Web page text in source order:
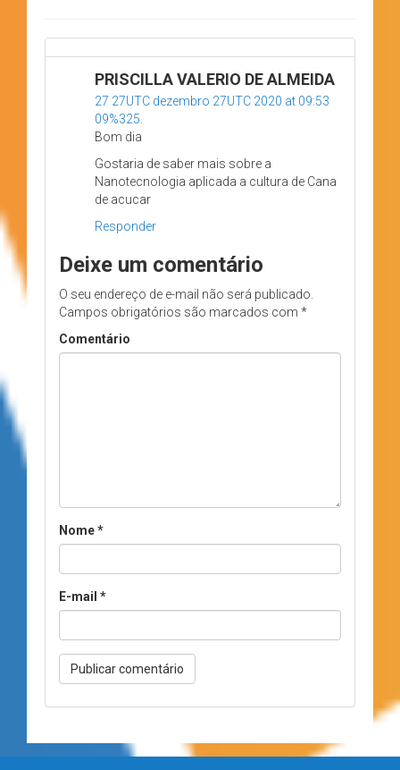
PRISCILLA VALERIO DE ALMEIDA
27 27UTC dezembro 27UTC 2020 at 09:53
09%325.
Bom dia
Gostaria de saber mais sobre a
Nanotecnologia aplicada a cultura de Cana
de acucar
Responder
Deixe um comentário
O seu endereço de e-mail não será publicado.
Campos obrigatórios são marcados com *
Comentário
Nome*
E-mail *